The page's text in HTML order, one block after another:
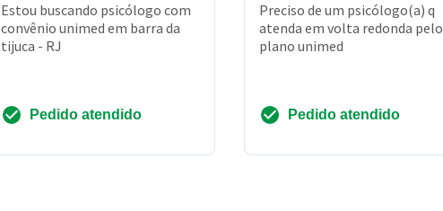
Estou buscando psicólogo com
convênio unimed em barra da
tijuca - RJ
Pedido atendido
Preciso de um psicólogo(a) q
atenda em volta redonda pelo
plano unimed
Pedido atendido